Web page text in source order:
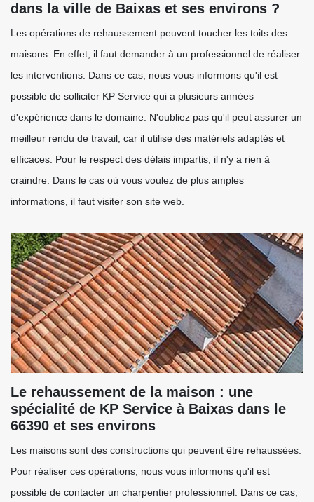
dans la ville de Baixas et ses environs ?
Les opérations de rehaussement peuvent toucher les toits des
maisons. En effet, il faut demander à un professionnel de réaliser
les interventions. Dans ce cas, nous vous informons qu'il est
possible de solliciter KP Service qui a plusieurs années
d'expérience dans le domaine. N'oubliez pas qu'il peut assurer un
meilleur rendu de travail, car il utilise des matériels adaptés et
efficaces. Pour le respect des délais impartis, il n'y a rien à
craindre. Dans le cas où vous voulez de plus amples
informations, il faut visiter son site web.
Le rehaussement de la maison : une
spécialité de KP Service à Baixas dans le
66390 et ses environs
Les maisons sont des constructions qui peuvent être rehaussées.
Pour réaliser ces opérations, nous vous informons qu'il est
possible de contacter un charpentier professionnel. Dans ce cas,